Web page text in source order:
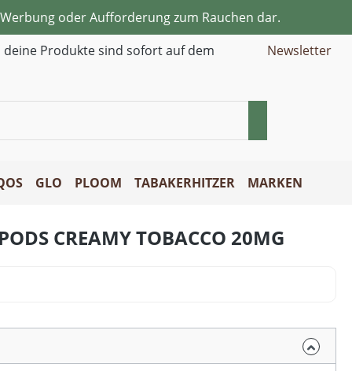
oder Aufforderung zum Rauchen dar.
deine Produkte sind sofort auf dem
Newsletter
GLO PLOOM TABAKERHITZER MARKEN
CREAMY TOBACCO 20MG